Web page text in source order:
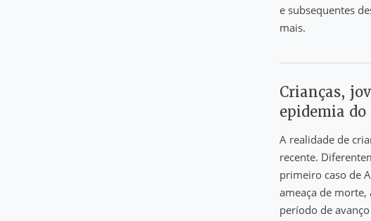
e subsequentes
mais.
Crianças,
epidemia do
A realidade de
recente.
primeiro caso de
ameaça de morte,
período de